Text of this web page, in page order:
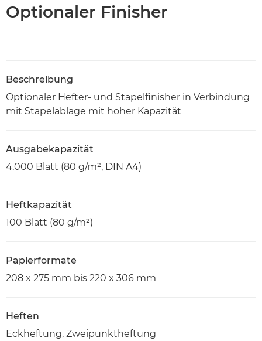
Optionaler Finisher
Beschreibung
Optionaler Hefter- und Stapelfinisher in Verbindung
mit Stapelablage mit hoher Kapazität
Ausgabekapazität
4.000 Blatt (80 g/m², DIN A4)
Heftkapazität
100 Blatt (80 g/m²)
Papierformate
208 x 275 mm bis 220 x 306 mm
Heften
Eckheftung, Zweipunktheftung